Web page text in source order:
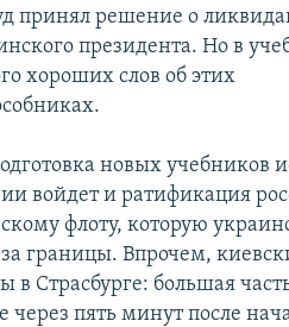
принял решение о
президента. Но в
хороших слов об этих
новых учебников
войдет и ратификация
флоту, которую
границы. Впрочем,
в Страсбурге: большая
пять минут после